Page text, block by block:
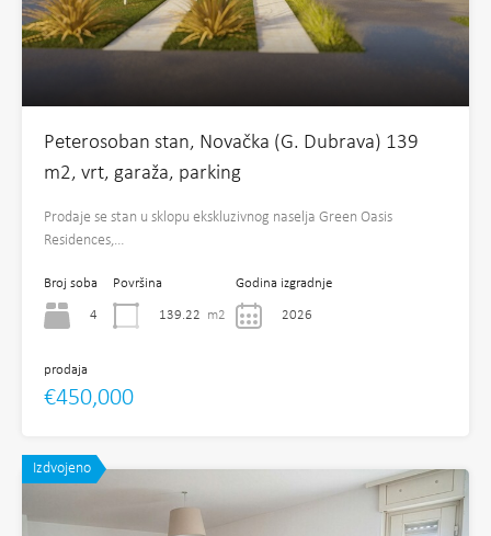
Peterosoban stan, Novačka (G. Dubrava) 139
m2, vrt, garaža, parking
Prodaje se stan u sklopu ekskluzivnog naselja Green Oasis
Residences,…
Broj soba
4
Površina
139.22 m2
Godina izgradnje
2026
prodaja
€450,000
Izdvojeno